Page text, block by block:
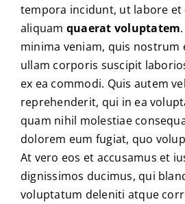
tempora incidunt, ut labore et
aliquam quaerat voluptatem
minima veniam, quis nostrum
ullam corporis suscipit
ex ea commodi. Quis autem
reprehenderit, qui in ea
quam nihil molestiae
dolorem eum fugiat, quo
At vero eos et accusamus et
dignissimos ducimus, qui
voluptatum deleniti atque